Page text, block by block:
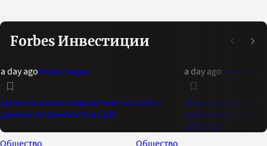
Forbes Инвестиции
a day agoИнвестиции
Цены на золото подскочили на слабых
данных по занятости в США
a day ago
Индикатор Bank of
максимальный
2021 года
Общество
Общество